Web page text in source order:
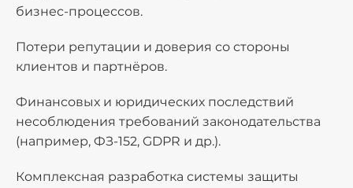
бизнес-процессов.
Потери репутации и доверия со стороны
клиентов и партнёров.
Финансовых и юридических последствий
несоблюдения требований законодательства
(например, ФЗ-152, GDPR и др.).
Комплексная разработка системы защиты